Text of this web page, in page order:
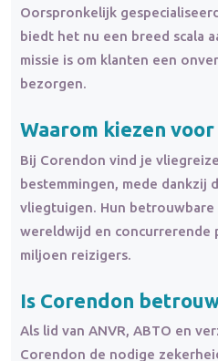
Oorspronkelijk
biedt het nu een breed scala
missie is om klanten een
bezorgen.
Waarom kiezen
Bij Corendon vind je
bestemmingen, mede dankzij
vliegtuigen. Hun
wereldwijd en concurrerende
miljoen reizigers.
Is Corendon
Als lid van ANVR, ABTO en
Corendon de nodige